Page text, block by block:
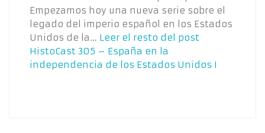
Empezamos hoy una nueva serie sobre el
legado del imperio español en los Estados
Unidos de la… Leer el resto del post
HistoCast 305 – España en la
independencia de los Estados Unidos I